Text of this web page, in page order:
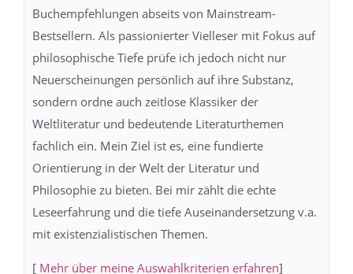
Buchempfehlungen abseits von Mainstream-
Bestsellern. Als passionierter Vielleser mit Fokus auf
philosophische Tiefe prüfe ich jedoch nicht nur
Neuerscheinungen persönlich auf ihre Substanz,
sondern ordne auch zeitlose Klassiker der
Weltliteratur und bedeutende Literaturthemen
fachlich ein. Mein Ziel ist es, eine fundierte
Orientierung in der Welt der Literatur und
Philosophie zu bieten. Bei mir zählt die echte
Leseerfahrung und die tiefe Auseinandersetzung v.a.
mit existenzialistischen Themen.
[ Mehr über meine Auswahlkriterien erfahren]